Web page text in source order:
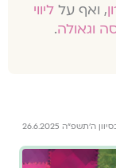
, ואף על ליווי
וגאולה.
ה׳תשפ״ה 26.6.2025